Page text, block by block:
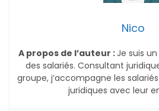
Nico
A propos de l’auteur :Je suis
des salariés. Consultant
groupe, j’accompagne les
juridiques avec leur